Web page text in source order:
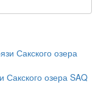
Сакского озера SAQ